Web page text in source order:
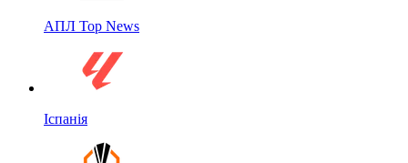
АПЛ Top News
Іспанія